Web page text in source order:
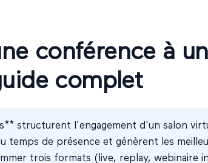
conférence à
complet
structurent l'engagement d'un salon
temps de présence et génèrent les
trois formats (live, replay, webinaire